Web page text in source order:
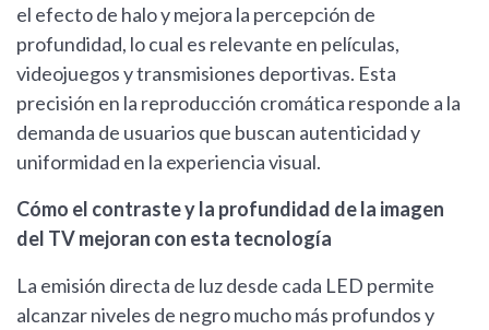
el efecto de halo y mejora la percepción de
profundidad, lo cual es relevante en películas,
videojuegos y transmisiones deportivas. Esta
precisión en la reproducción cromática responde a la
demanda de usuarios que buscan autenticidad y
uniformidad en la experiencia visual.
Cómo el contraste y la profundidad de la imagen
del TV mejoran con esta tecnología
La emisión directa de luz desde cada LED permite
alcanzar niveles de negro mucho más profundos y